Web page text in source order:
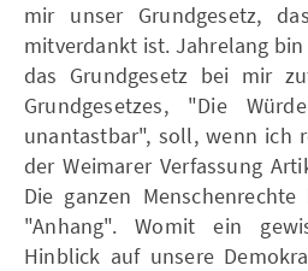
mir unser Grundgesetz,
mitverdankt ist. Jahrelang
das Grundgesetz bei mir
Grundgesetzes, "Die
unantastbar", soll, wenn ich
der Weimarer Verfassung
Die ganzen
"Anhang". Womit ein
Hinblick auf unsere